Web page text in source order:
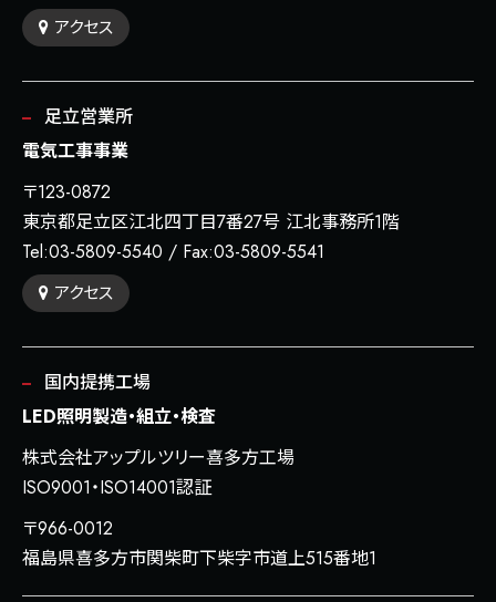
アクセス
足立営業所
電気工事事業
〒123-0872
東京都足立区江北四丁目7番27号 江北事務所1階
Tel:03-5809-5540 / Fax:03-5809-5541
アクセス
国内提携工場
LED照明製造・組立・検査
株式会社アップルツリー喜多方工場
ISO9001・ISO14001認証
〒966-0012
福島県喜多方市関柴町下柴字市道上515番地1